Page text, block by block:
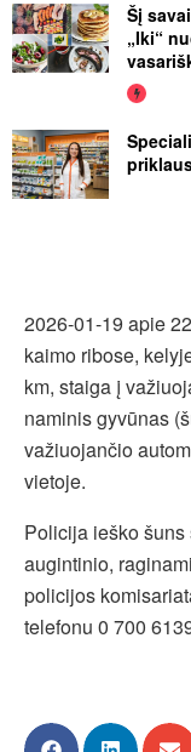
Šį
„Iki“
2026-01-19 apie
kaimo ribose,
km, staiga į
naminis gyvūnas
važiuojančio
vietoje.
Policija ieško
augintinio,
policijos
telefonu 0 700